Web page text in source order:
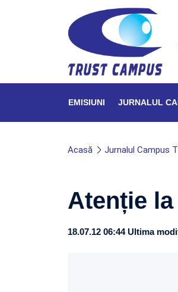
EMISIUNI JURNALUL
Acasă Jurnalul Campus
Atenție
18.07.12 06:44 Ultima